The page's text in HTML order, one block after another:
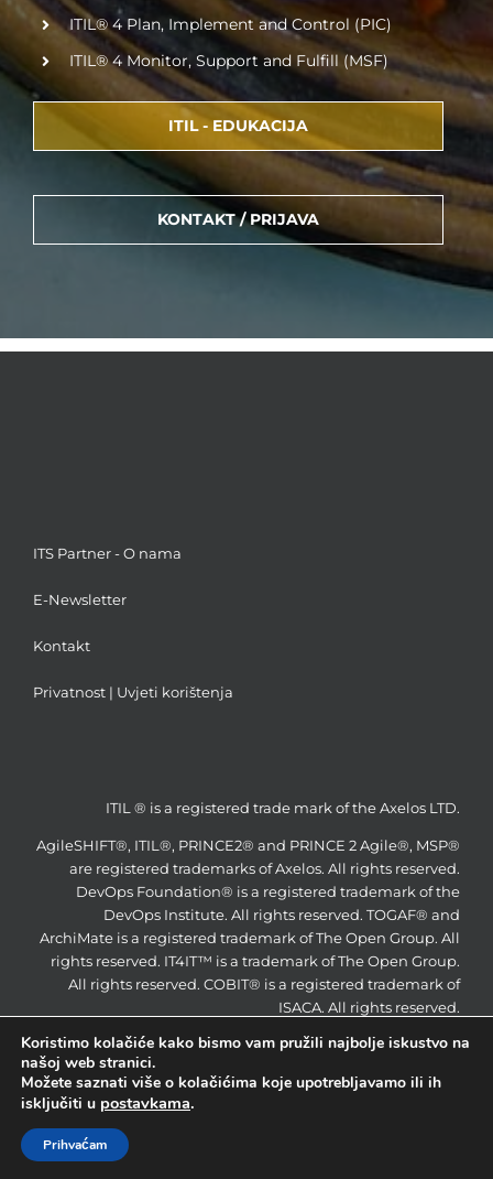
ITIL® 4 Plan, Implement and Control (PIC)
ITIL® 4 Monitor, Support and Fulfill (MSF)
ITIL - EDUKACIJA
KONTAKT / PRIJAVA
ITS Partner - O nama
E-Newsletter
Kontakt
Privatnost | Uvjeti korištenja
ITIL ® is a registered trade mark of the Axelos LTD.
AgileSHIFT®, ITIL®, PRINCE2® and PRINCE 2 Agile®, MSP®
are registered trademarks of Axelos. All rights reserved.
DevOps Foundation® is a registered trademark of the
DevOps Institute. All rights reserved. TOGAF® and
ArchiMate is a registered trademark of The Open Group. All
rights reserved. IT4IT™ is a trademark of The Open Group.
All rights reserved. COBIT® is a registered trademark of
ISACA. All rights reserved.
Webdesign & SEO by
Koristimo kolačiće kako bismo vam pružili najbolje iskustvo na
našoj web stranici.
Možete saznati više o kolačićima koje upotrebljavamo ili ih
isključiti u postavkama.
Prihvaćam